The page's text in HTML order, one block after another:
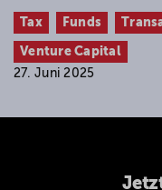
Tax Funds
Venture Capital
27. Juni 2025